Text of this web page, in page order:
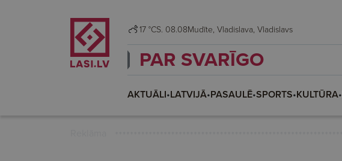
17 °CS. 08.08 Mudīte, Vladislava, Vladislavs
PAR SVARĪGO
AKTUĀLI•LATVIJĀ•PASAULĒ•SPORTS•KULTŪRA•